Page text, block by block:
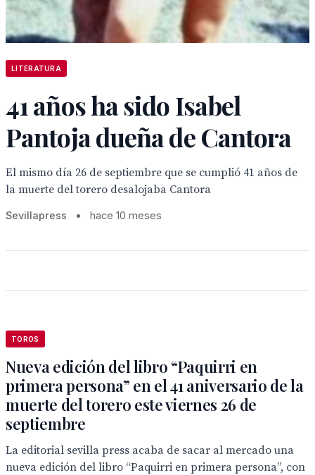
LITERATURA
41 años ha sido Isabel
Pantoja dueña de Cantora
El mismo día 26 de septiembre que se cumplió 41 años de
la muerte del torero desalojaba Cantora
Sevillapress • hace 10 meses
TOROS
Nueva edición del libro “Paquirri en
primera persona” en el 41 aniversario de la
muerte del torero este viernes 26 de
septiembre
La editorial sevilla press acaba de sacar al mercado una
nueva edición del libro “Paquirri en primera persona”, con